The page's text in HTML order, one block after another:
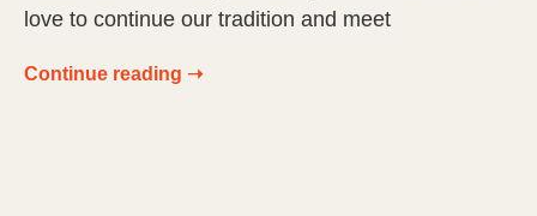
love to continue our tradition and meet
Continue reading ➝